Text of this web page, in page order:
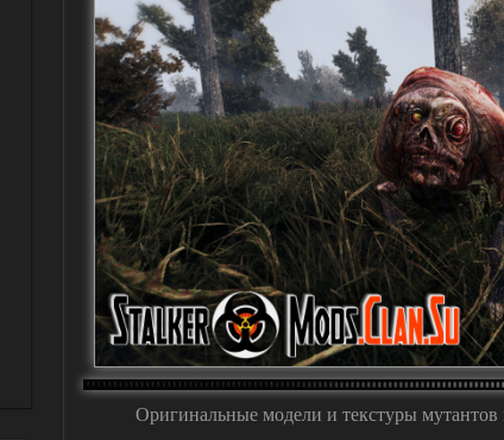
Оригинальные модели и текстуры мутантов